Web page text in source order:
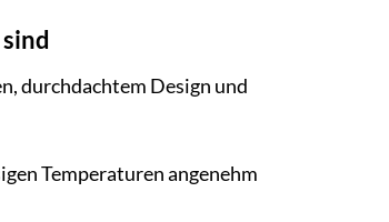
durchdachtem Design und
Temperaturen angenehm